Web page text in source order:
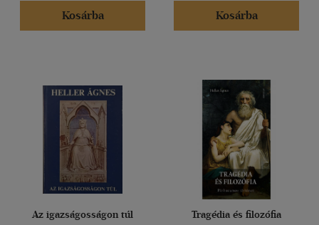
Kosárba
Kosárba
Az igazságosságon túl Tragédia és filozófia